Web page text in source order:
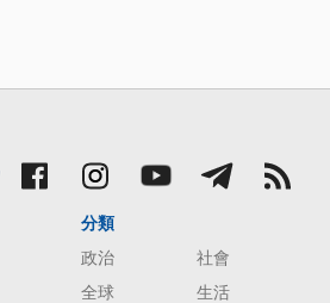
分類
政治
社會
全球
生活